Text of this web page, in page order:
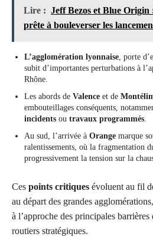
Lire : Jeff Bezos et Blue Origin
prête à bouleverser les
L’agglomération lyonnaise, porte
subit d’importantes perturbations à
Rhône.
Les abords de Valence et de
embouteillages conséquents,
incidents ou travaux programmés.
Au sud, l’arrivée à Orange marque
ralentissements, où la fragmentation
progressivement la tension sur la
Ces points critiques évoluent au fil
au départ des grandes
à l’approche des principales barrières
routiers stratégiques.